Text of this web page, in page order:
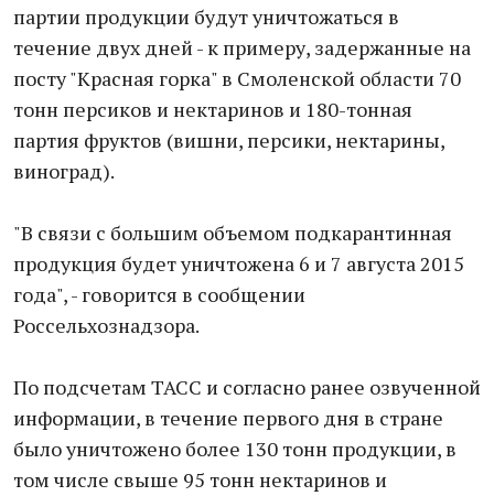
партии продукции будут уничтожаться в
течение двух дней - к примеру, задержанные на
посту "Красная горка" в Смоленской области 70
тонн персиков и нектаринов и 180-тонная
партия фруктов (вишни, персики, нектарины,
виноград).
"В связи с большим объемом подкарантинная
продукция будет уничтожена 6 и 7 августа 2015
года", - говорится в сообщении
Россельхознадзора.
По подсчетам ТАСС и согласно ранее озвученной
информации, в течение первого дня в стране
было уничтожено более 130 тонн продукции, в
том числе свыше 95 тонн нектаринов и